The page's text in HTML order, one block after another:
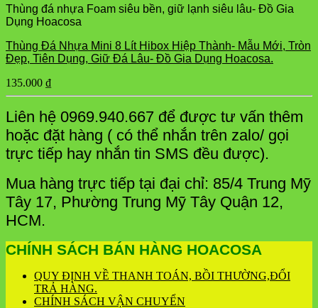
Thùng đá nhựa Foam siêu bền, giữ lạnh siêu lâu- Đồ Gia
Dụng Hoacosa
Thùng Đá Nhựa Mini 8 Lít Hibox Hiệp Thành- Mẫu Mới, Tròn
Đẹp, Tiên Dụng, Giữ Đá Lâu- Đồ Gia Dụng Hoacosa.
135.000 ₫
Liên hệ 0969.940.667 để được tư vấn thêm
hoặc đặt hàng ( có thể nhắn trên zalo/ gọi
trực tiếp hay nhắn tin SMS đều được).
Mua hàng trực tiếp tại đại chỉ: 85/4 Trung Mỹ
Tây 17, Phường Trung Mỹ Tây Quận 12,
HCM.
CHÍNH SÁCH BÁN HÀNG HOACOSA
QUY ĐỊNH VỀ THANH TOÁN, BỒI THƯỜNG,ĐỔI
TRẢ HÀNG.
CHÍNH SÁCH VẬN CHUYỂN